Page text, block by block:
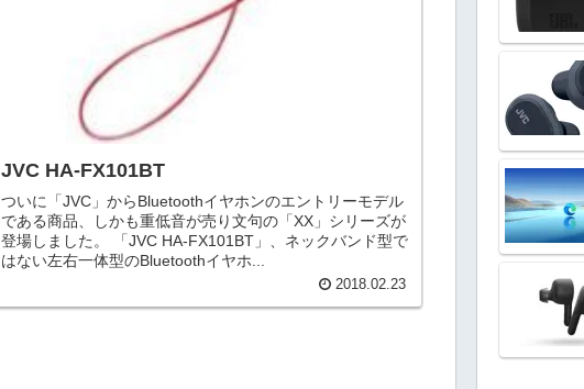
JVC HA-FX101BT
ついに「JVC」からBluetoothイヤホンのエントリーモデル
である商品、しかも重低音が売り文句の「XX」シリーズが
登場しました。 「JVC HA-FX101BT」、ネックバンド型で
はない左右一体型のBluetoothイヤホ...
2018.02.23